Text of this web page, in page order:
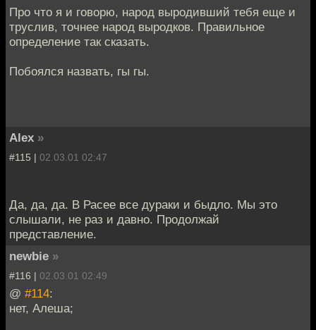
Про что я и говорю, народ выродивший тебя еще и
труслив, точнее народ выродков. Правильное
определение так сказать.
Побоялся назвать, гы гы.
Alex »
#115 | 02.03.01 02:47
Да, да, да. В Расее все дураки и быдло. Мы это
слышали, не раз и давно. Продолжай
представление.
newbie »
#116 | 02.03.01 02:49
@ #114:
нет, Алеша;